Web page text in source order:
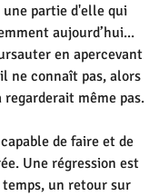
une partie d'elle qui
aujourd’hui...
en apercevant
ne connaît pas, alors
même pas.
de faire et de
Une régression est
un retour sur